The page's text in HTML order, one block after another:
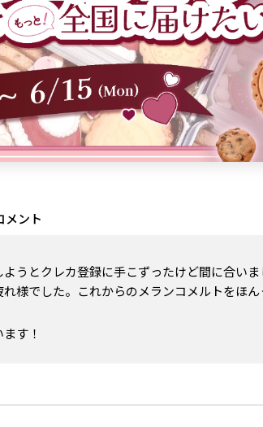
メント
ようとクレカ登録に手こずったけど間に合い
れ様でした。これからのメランコメルトをほ
す！